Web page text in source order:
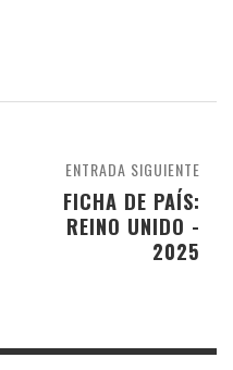
ENTRADA SIGUIENTE
FICHA DE PAÍS:
REINO UNIDO -
2025